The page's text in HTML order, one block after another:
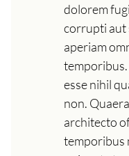
dolorem
corrupti aut
aperiam
esse nihil
non.
architecto
temporibus